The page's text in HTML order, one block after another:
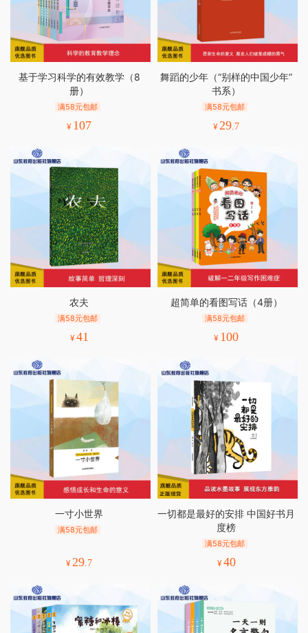
基于学习科学的有效教学（8
册）
满58元包邮
¥ 107
舞蹈的少年（“别样的中国少年”
书系）
满58元包邮
¥29.7
农夫
满58元包邮
¥41
超简单的看图写话（4册）
满58元包邮
¥ 100
一寸小世界
满58元包邮
¥29.7
一切都是最好的安排 中国好书月
度榜
满58元包邮
¥40